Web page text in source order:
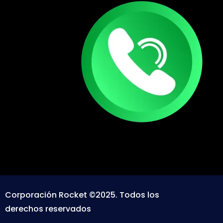
Corporación Rocket ©2025. Todos los
derechos reservados